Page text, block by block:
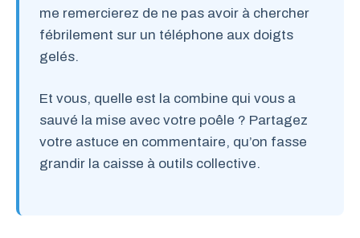
me remercierez de ne pas avoir à chercher
fébrilement sur un téléphone aux doigts
gelés.
Et vous, quelle est la combine qui vous a
sauvé la mise avec votre poêle ? Partagez
votre astuce en commentaire, qu’on fasse
grandir la caisse à outils collective.